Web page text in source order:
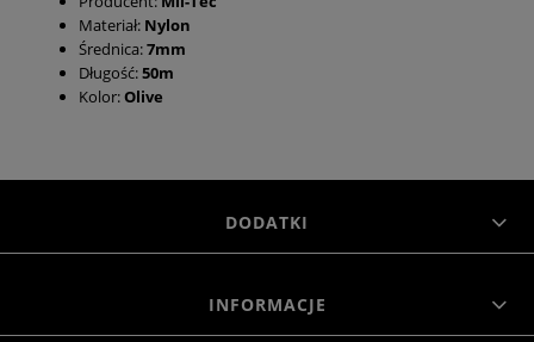
Materiał: Nylon
Średnica:7mm
Długość:50m
Kolor:Olive
DODATKI
INFORMACJE